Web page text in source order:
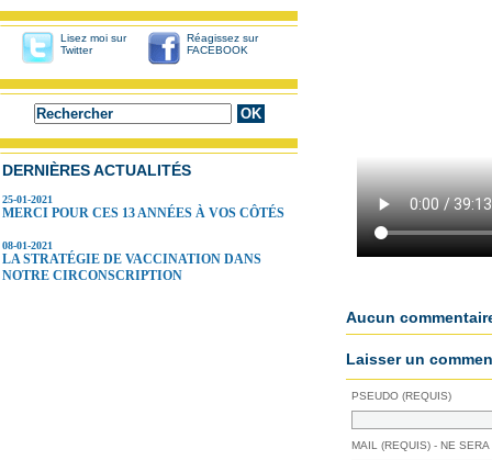
Lisez moi sur
Twitter
Réagissez sur
FACEBOOK
DERNIÈRES ACTUALITÉS
25-01-2021
MERCI POUR CES 13 ANNÉES À VOS CÔTÉS
08-01-2021
LA STRATÉGIE DE VACCINATION DANS
NOTRE CIRCONSCRIPTION
Aucun
Laisser un
PSEUDO (REQUIS)
MAIL (REQUIS) - NE